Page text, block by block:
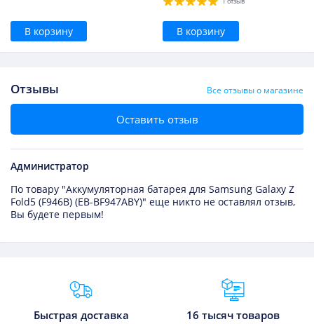
В корзину В корзину
Отзывы Все отзывы о магазине
Оставить отзыв
Администратор
По товару "Аккумуляторная батарея для Samsung Galaxy Z
Fold5 (F946B) (EB-BF947ABY)" еще никто не оставлял отзыв,
Вы будете первым!
Преимущества Fixmobile
Быстрая доставка 16 тысяч товаров